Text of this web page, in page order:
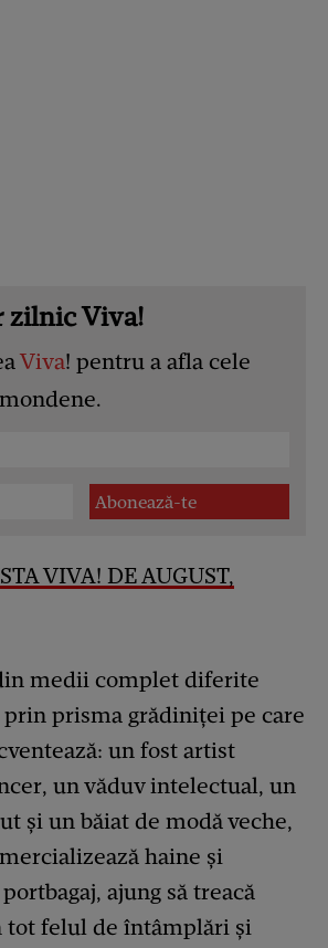
zilnic Viva!
Viva! pentru a afla cele
VIVA! DE AUGUST,
medii complet diferite
prisma grădiniței pe care
un fost artist
un văduv intelectual, un
și un băiat de modă veche,
haine și
ajung să treacă
felul de întâmplări și